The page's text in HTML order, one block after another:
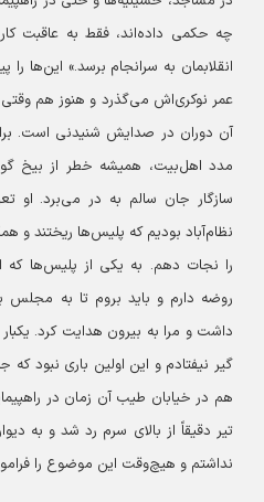
چه حکمی داده‌اند، فقط به عاقبت
انقلابمان به سرانجام برسد.» این‌ها را
عمر نوکری‌اش می‌گذرد و هنوز هم وقتی
آن دوران در صدایش شنیدنی است.
مدد اهل‌بیت، همیشه خطر از بیخ
سازگار جان سالم به در می‌برد. او
نظام‌آباد بودیم که پلیس‌ها ریختند و
را نجات دهم. به یکی از پلیس‌ها که
روضه دارم و باید بروم تا به مجلس
داشت و مرا به بیرون هدایت کرد.
گیر نیفتادم و این اولین باری نبود که
هم در خیابان طیب آن زمان در
تیر دقیقاً از بالای سرم رد شد و به
نداشتم و هیچ‌وقت این موضوع را